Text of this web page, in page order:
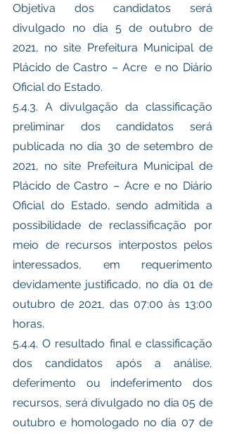
Objetiva dos candidatos será
divulgado no dia 5 de outubro de
2021, no site Prefeitura Municipal de
Plácido de Castro – Acre  e no Diário
Oficial do Estado.
5.4.3. A divulgação da classificação
preliminar dos candidatos será
publicada no dia 30 de setembro de
2021, no site Prefeitura Municipal de
Plácido de Castro – Acre e no Diário
Oficial do Estado, sendo admitida a
possibilidade de reclassificação por
meio de recursos interpostos pelos
interessados, em requerimento
devidamente justificado, no dia 01 de
outubro de 2021, das 07:00 às 13:00
horas.
5.4.4. O resultado final e classificação
dos candidatos após a análise,
deferimento ou indeferimento dos
recursos, será divulgado no dia 05 de
outubro e homologado no dia 07 de